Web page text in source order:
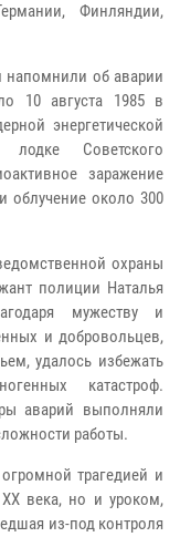
Финляндии,
напомнили об аварии
10 августа 1985 в
энергетической
Советского
заражение
облучение около 300
охраны
полиции Наталья
мужеству и
и добровольцев,
удалось избежать
катастроф.
аварий выполняли
работы.
трагедией и
века, но и уроком,
из-под контроля